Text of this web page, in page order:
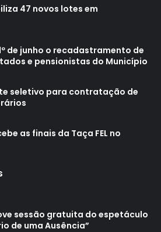
47 novos lotes em
de junho o recadastramento de
e pensionistas do Município
seletivo para contratação de
as finais da Taça FEL no
sessão gratuita do espetáculo
de uma Ausência”